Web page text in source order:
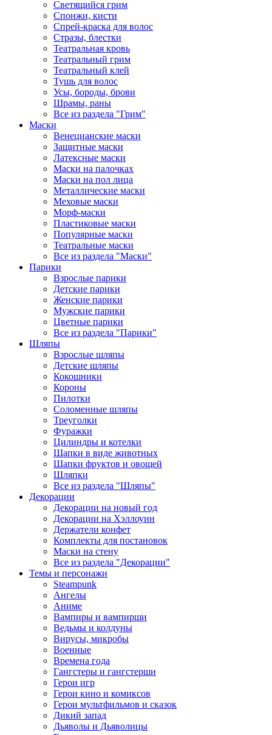
Светящийся грим
Спонжи, кисти
Спрей-краска для волос
Стразы, блестки
Театральная кровь
Театральный грим
Театральный клей
Тушь для волос
Усы, бороды, брови
Шрамы, раны
Все из раздела "Грим"
Маски
Венецианские маски
Защитные маски
Латексные маски
Маски на палочках
Маски на пол лица
Металлические маски
Меховые маски
Морф-маски
Пластиковые маски
Популярные маски
Театральные маски
Все из раздела "Маски"
Парики
Взрослые парики
Детские парики
Женские парики
Мужские парики
Цветные парики
Все из раздела "Парики"
Шляпы
Взрослые шляпы
Детские шляпы
Кокошники
Короны
Пилотки
Соломенные шляпы
Треуголки
Фуражки
Цилиндры и котелки
Шапки в виде животных
Шапки фруктов и овощей
Шляпки
Все из раздела "Шляпы"
Декорации
Декорации на новый год
Декорации на Хэллоуин
Держатели конфет
Комплекты для постановок
Маски на стену
Все из раздела "Декорации"
Темы и персонажи
Steampunk
Ангелы
Аниме
Вампиры и вампирши
Ведьмы и колдуны
Вирусы, микробы
Военные
Времена года
Гангстеры и гангстерши
Герои игр
Герои кино и комиксов
Герои мультфильмов и сказок
Дикий запад
Дьяволы и Дьяволицы